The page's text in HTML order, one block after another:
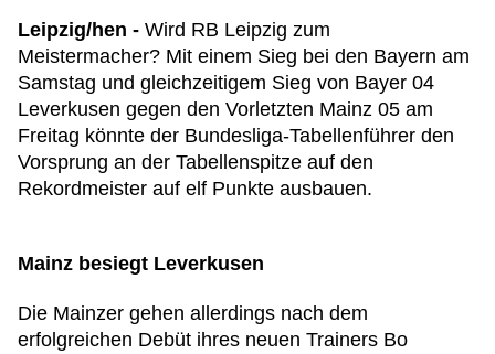
Leipzig/hen - Wird RB Leipzig zum
Meistermacher? Mit einem Sieg bei den Bayern am
Samstag und gleichzeitigem Sieg von Bayer 04
Leverkusen gegen den Vorletzten Mainz 05 am
Freitag könnte der Bundesliga-Tabellenführer den
Vorsprung an der Tabellenspitze auf den
Rekordmeister auf elf Punkte ausbauen.
Mainz besiegt Leverkusen
Die Mainzer gehen allerdings nach dem
erfolgreichen Debüt ihres neuen Trainers Bo